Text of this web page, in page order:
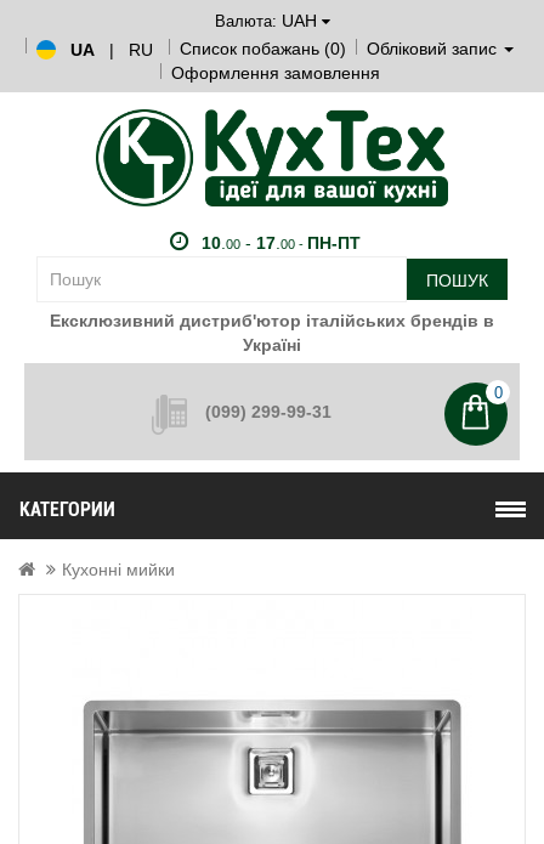
Валюта: UAH
UA
| RU Список побажань (0)
Обліковий запис
Оформлення замовлення
10. 00- 17. 00 - ПН-ПТ
ПОШУК
Ексклюзивний дистриб'ютор італійських брендів в
Україні
(099) 299-99-31
0
КАТЕГОРИИ
Кухонні мийки